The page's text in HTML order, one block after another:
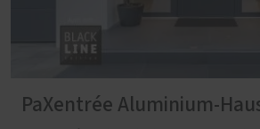
PaXentrée Aluminium-